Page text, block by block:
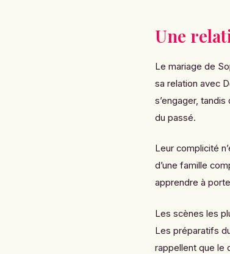
Une
Le mariage de
sa relation avec
s’engager,
du passé.
Leur complicité
d’une famille
apprendre à
Les scènes les
Les préparatifs
rappellent que le